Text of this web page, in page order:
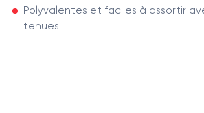
Polyvalentes et faciles à assortir
tenues